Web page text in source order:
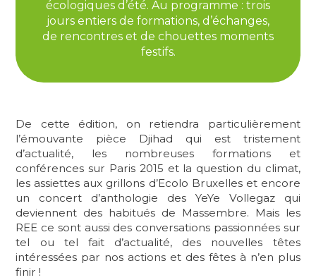
écologiques d’été. Au programme : trois
jours entiers de formations, d’échanges,
de rencontres et de chouettes moments
festifs.
De cette édition, on retiendra particulièrement
l’émouvante pièce Djihad qui est tristement
d’actualité, les nombreuses formations et
conférences sur Paris 2015 et la question du climat,
les assiettes aux grillons d’Ecolo Bruxelles et encore
un concert d’anthologie des YeYe Vollegaz qui
deviennent des habitués de Massembre. Mais les
REE ce sont aussi des conversations passionnées sur
tel ou tel fait d’actualité, des nouvelles têtes
intéressées par nos actions et des fêtes à n’en plus
finir !